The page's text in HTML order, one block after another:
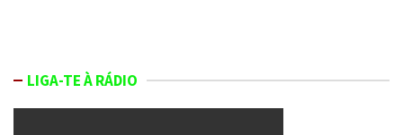
LIGA-TE À RÁDIO